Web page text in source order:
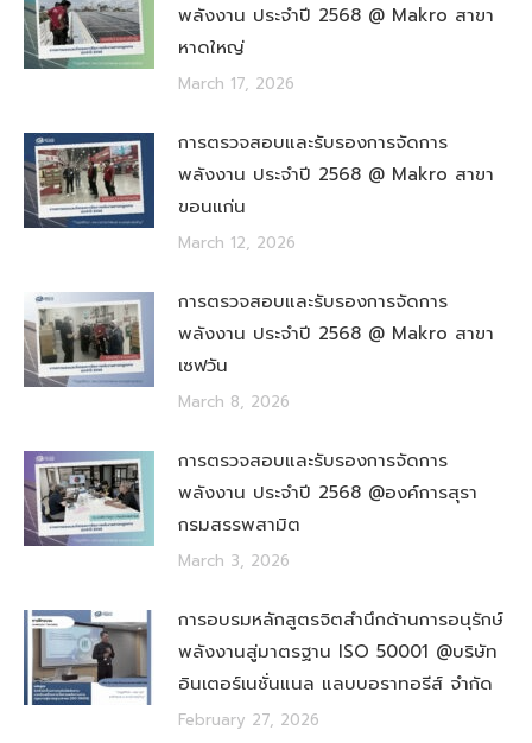
พลังงาน ประจำปี 2568 @ Makro สาขา
หาดใหญ่
March 17, 2026
การตรวจสอบและรับรองการจัดการ
พลังงาน ประจำปี 2568 @ Makro สาขา
ขอนแก่น
March 12, 2026
การตรวจสอบและรับรองการจัดการ
พลังงาน ประจำปี 2568 @ Makro สาขา
เซฟวัน
March 8, 2026
การตรวจสอบและรับรองการจัดการ
พลังงาน ประจำปี 2568 @องค์การสุรา
กรมสรรพสามิต
March 3, 2026
การอบรมหลักสูตรจิตสำนึกด้านการอนุรักษ์
พลังงานสู่มาตรฐาน ISO 50001 @บริษัท
อินเตอร์เนชั่นแนล แลบบอราทอรีส์ จำกัด
February 27, 2026